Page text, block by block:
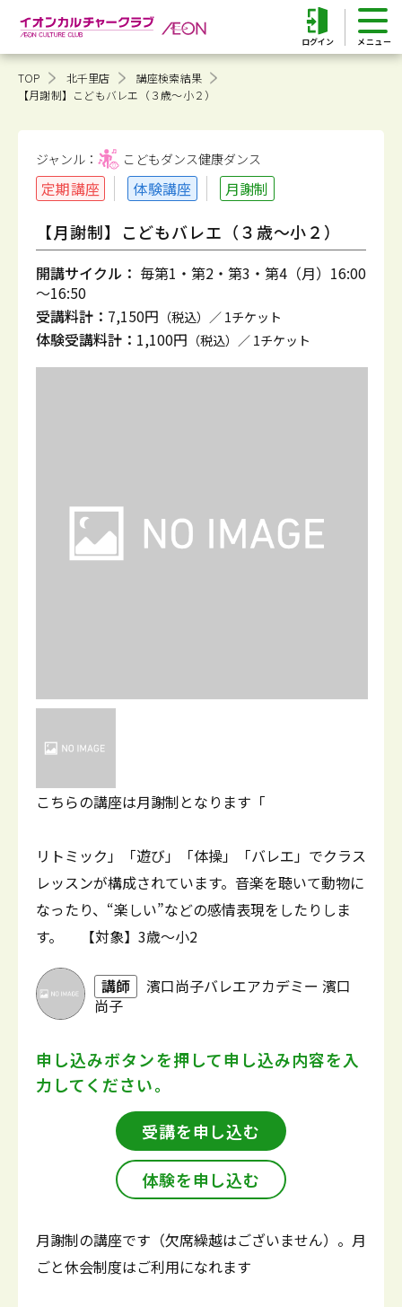
ログイン
TOP 北千里店
講座検索結果
【月謝制】こどもバレエ（３歳～小２）
ジャンル： こどもダンス健康ダンス
定期講座 体験講座 月謝制
【月謝制】こどもバレエ（３歳～小２）
開講サイクル： 毎第1・第2・第3・第4（月）16:00
～16:50
受講料計： 7,150円 （税込）／ 1チケット
体験受講料計： 1,100円 （税込）／ 1チケット
こちらの講座は月謝制となります「
リトミック」「遊び」「体操」「バレエ」でクラス
レッスンが構成されています。音楽を聴いて動物に
なったり、“楽しい”などの感情表現をしたりしま
す。 【対象】3歳～小2
講師
濱口尚子バレエアカデミー 濱口
尚子
申し込みボタンを押して申し込み内容を入
力してください。
受講を申し込む
体験を申し込む
月謝制の講座です（欠席繰越はございません）。月
ごと休会制度はご利用になれます